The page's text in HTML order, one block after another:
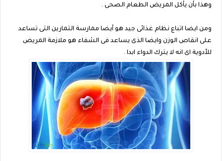
وهذا بأن يأكل المريض الطعام الصحى .
ومن ايضا اتباع نظام غذائى جيد هو أيضا ممارسة التمارين التى تساعد
على انقاص الوزن وايضا الذى يساعد فى الشفاء هو ملازمة المريض
للأدوية اى انه لا يترك الدواء ابدا .